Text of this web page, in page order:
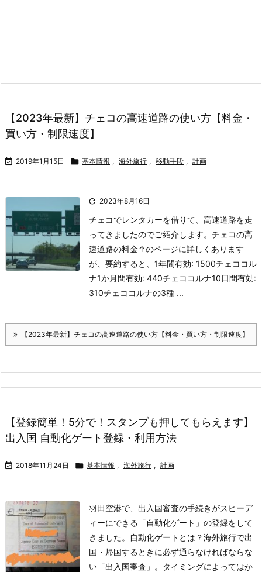
【2023年最新】チェコの高速道路の使い方【料金・
買い方・制限速度】
 2019年1月15日  基本情報 , 海外旅行 , 移動手段 , 計画
 2023年8月16日
チェコでレンタカーを借りて、高速道路を走
ってきましたのでご紹介します。 チェコの高
速道路の料金↑のページに詳しくあります
が、要約すると、 1年間有効: 1500チェココル
ナ1か月間有効: 440チェココルナ10日間有効:
310チェココルナの3種 ...
【2023年最新】チェコの高速道路の使い方【料金・買い方・制限速度】
【登録簡単！5分で！スタンプも押してもらえます】
出入国 自動化ゲート登録・利用方法
 2018年11月24日  基本情報 , 海外旅行 , 計画
羽田空港で、出入国審査の手続きがスピーデ
ィーにできる「自動化ゲート」の登録をして
きました。
自動化ゲートとは？海外旅行で出
国・帰国するときに必ず通らなければならな
い「出入国審査」。
タイミングによってはか